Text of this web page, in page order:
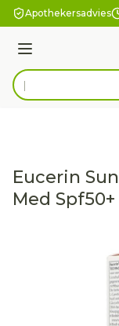
Ga naar de
Apothekersadvies
Menu
Product, merk,
Eucerin
Med Spf50+